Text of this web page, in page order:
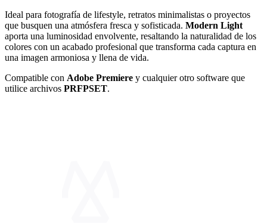
Ideal para fotografía de lifestyle, retratos minimalistas o proyectos
que busquen una atmósfera fresca y sofisticada. Modern Light
aporta una luminosidad envolvente, resaltando la naturalidad de los
colores con un acabado profesional que transforma cada captura en
una imagen armoniosa y llena de vida.
Compatible con Adobe Premiere y cualquier otro software que
utilice archivos PRFPSET.